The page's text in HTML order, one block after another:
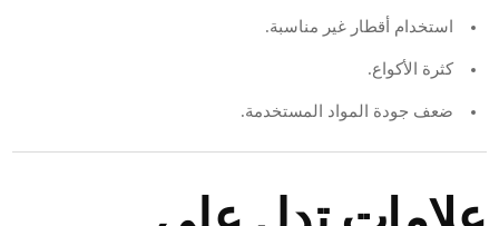
استخدام أقطار غير مناسبة.
كثرة الأكواع.
ضعف جودة المواد المستخدمة.